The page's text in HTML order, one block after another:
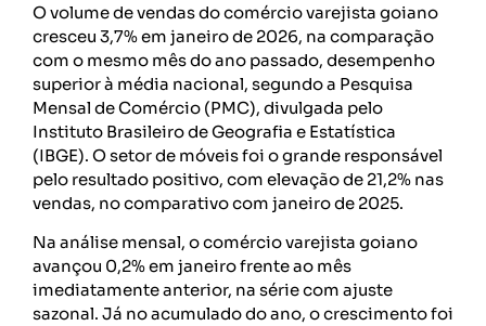
O volume de vendas do comércio varejista goiano
cresceu 3,7% em janeiro de 2026, na comparação
com o mesmo mês do ano passado, desempenho
superior à média nacional, segundo a Pesquisa
Mensal de Comércio (PMC), divulgada pelo
Instituto Brasileiro de Geografia e Estatística
(IBGE). O setor de móveis foi o grande responsável
pelo resultado positivo, com elevação de 21,2% nas
vendas, no comparativo com janeiro de 2025.
Na análise mensal, o comércio varejista goiano
avançou 0,2% em janeiro frente ao mês
imediatamente anterior, na série com ajuste
sazonal. Já no acumulado do ano, o crescimento foi